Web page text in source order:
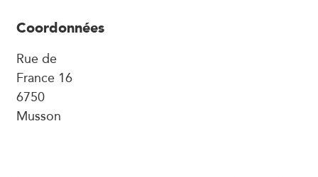
Coordonnées
Rue de
France 16
6750
Musson